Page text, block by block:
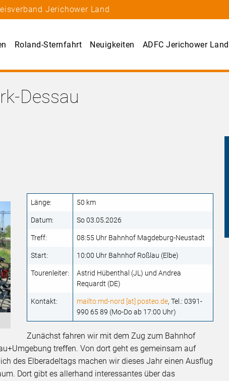
Jerichower Land
Roland-Sternfahrt Neuigkeiten ADFC Jerichower Land
Dessau
Länge: 50 km
Datum: So 03.05.2026
Treff: 08:55 Uhr Bahnhof Magdeburg-Neustadt
Start: 10:00 Uhr Bahnhof Roßlau (Elbe)
Tourenleiter:
Astrid Hübenthal (JL) und Andrea
Requardt (DE)
Kontakt: mailto:md-nord [at] posteo.de, Tel.: 0391-
990 65 89 (Mo-Do ab 17:00 Uhr)
Zunächst fahren wir mit dem Zug zum Bahnhof
treffen. Von dort geht es gemeinsam auf
des Elberadeltags machen wir dieses Jahr einen Ausflug
Dort gibt es allerhand interessantes über das